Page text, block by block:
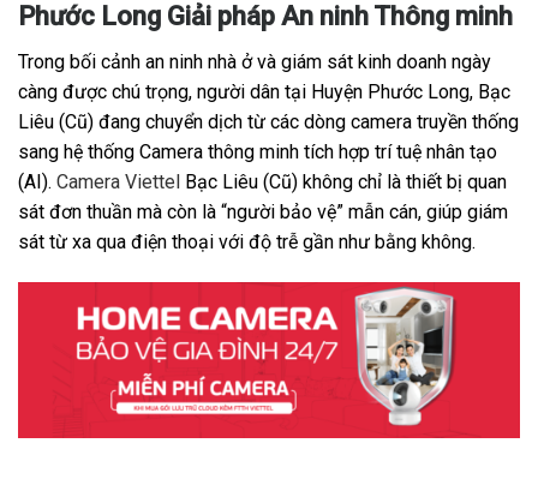
Phước Long Giải pháp An ninh Thông minh
Trong bối cảnh an ninh nhà ở và giám sát kinh doanh ngày
càng được chú trọng, người dân tại Huyện Phước Long, Bạc
Liêu (Cũ) đang chuyển dịch từ các dòng camera truyền thống
sang hệ thống Camera thông minh tích hợp trí tuệ nhân tạo
(AI). Camera Viettel Bạc Liêu (Cũ) không chỉ là thiết bị quan
sát đơn thuần mà còn là “người bảo vệ” mẫn cán, giúp giám
sát từ xa qua điện thoại với độ trễ gần như bằng không.